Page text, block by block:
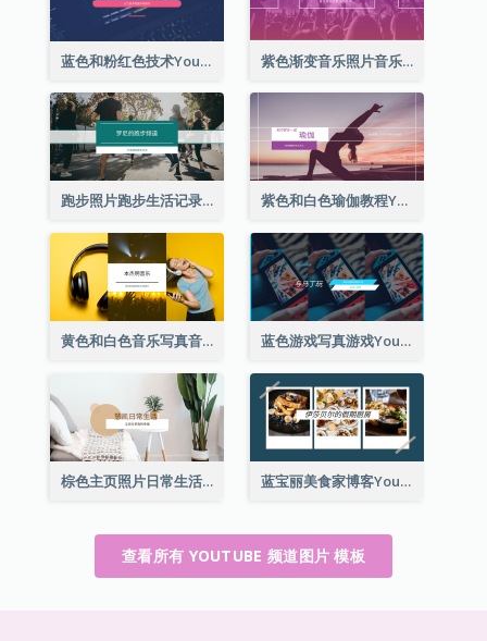
蓝色和粉红色技术YouTube频道图片 紫色渐变音乐照片音乐YouTube频道图片
跑步照片跑步生活记录YouTube频道图片 紫色和白色瑜伽教程YouTube频道图片
黄色和白色音乐写真音乐频道图片 蓝色游戏写真游戏YouTube频道图片
棕色主页照片日常生活分享YouTube频道图片 蓝宝丽美食家博客YouTube频道图片
查看所有 YOUTUBE 频道图片 模板